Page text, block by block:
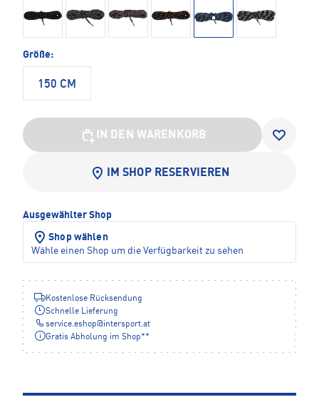
Größe:
150 CM
IN DEN WARENKORB
IM SHOP RESERVIEREN
Ausgewählter Shop
Shop wählen
Wähle einen Shop um die Verfügbarkeit zu sehen
Kostenlose Rücksendung
Schnelle Lieferung
service.eshop@intersport.at
Gratis Abholung im Shop**